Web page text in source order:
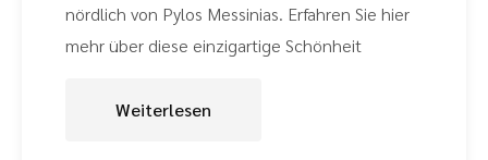
nördlich von Pylos Messinias. Erfahren Sie hier
mehr über diese einzigartige Schönheit
Weiterlesen